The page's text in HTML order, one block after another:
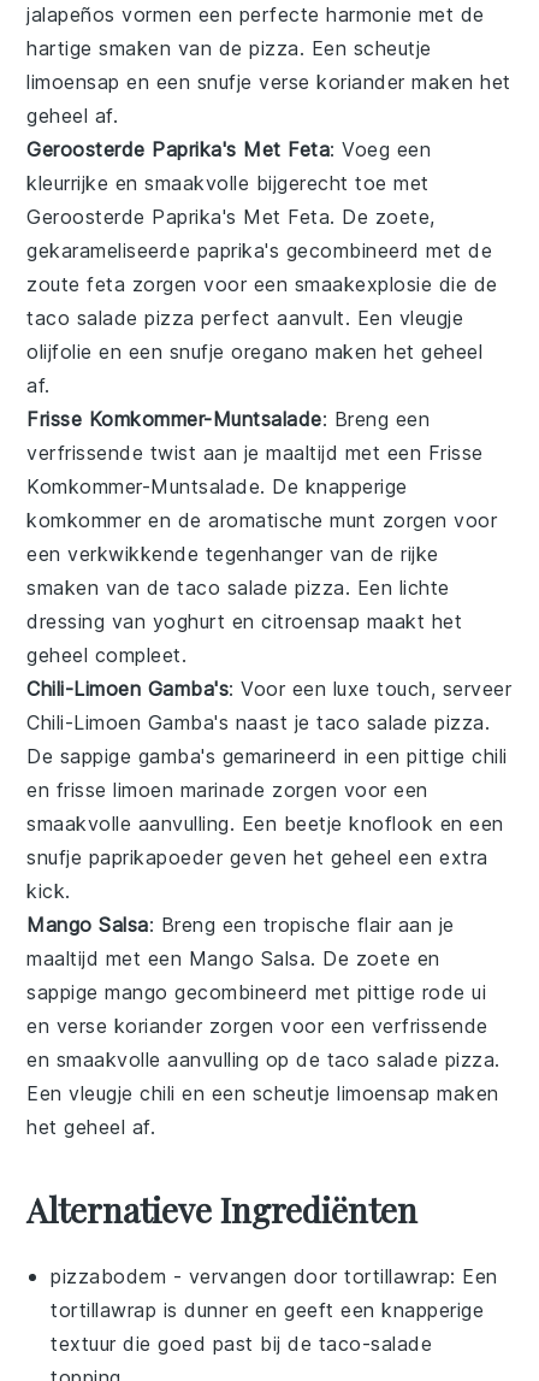
jalapeños vormen een perfecte harmonie met de
hartige smaken van de pizza. Een scheutje
limoensap en een snufjeverse koriander maken het
geheel af.
Geroosterde Paprika's Met Feta: Voeg een
kleurrijke en smaakvolle bijgerecht toe met
Geroosterde Paprika's Met Feta. De zoete,
gekarameliseerde paprika's gecombineerd met de
zoutefeta zorgen voor een smaakexplosie die de
taco salade pizza perfect aanvult. Een vleugje
olijfolie en een snufjeoregano maken het geheel
af.
Frisse Komkommer-Muntsalade: Breng een
verfrissende twist aan je maaltijd met een Frisse
Komkommer-Muntsalade. De knapperige
komkommer en de aromatischemunt zorgen voor
een verkwikkende tegenhanger van de rijke
smaken van detaco salade pizza. Een lichte
dressing van yoghurt encitroensap maakt het
geheel compleet.
Chili-Limoen Gamba's: Voor een luxe touch, serveer
Chili-Limoen Gamba's naast jetaco salade pizza.
De sappige gamba's gemarineerd in een pittigechili
en frisselimoen marinade zorgen voor een
smaakvolle aanvulling. Een beetjeknoflook en een
snufje paprikapoeder geven het geheel een extra
kick.
Mango Salsa: Breng een tropische flair aan je
maaltijd met een Mango Salsa. De zoete en
sappigemango gecombineerd met pittige rode ui
en verse koriander zorgen voor een verfrissende
en smaakvolle aanvulling op de taco salade pizza.
Een vleugjechili en een scheutjelimoensap maken
het geheel af.
Alternatieve Ingrediënten
pizzabodem - vervangen doortortillawrap: Een
tortillawrap is dunner en geeft een knapperige
textuur die goed past bij de taco-salade